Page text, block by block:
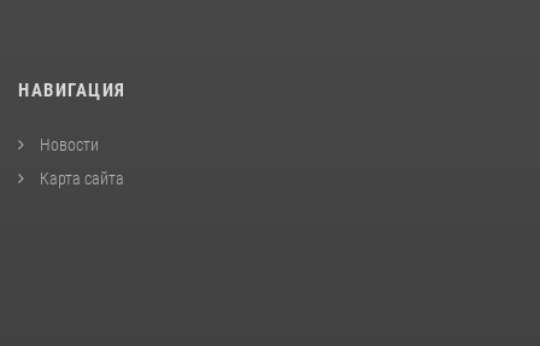
НАВИГАЦИЯ
Новости
Карта сайта